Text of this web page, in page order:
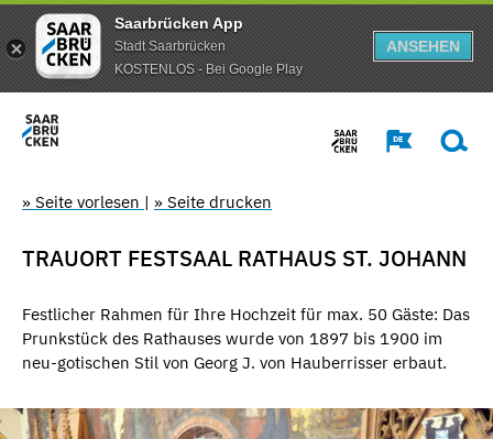
Saarbrücken App
Stadt Saarbrücken
KOSTENLOS - Bei Google Play
ANSEHEN
» Seite vorlesen | » Seite drucken
TRAUORT FESTSAAL RATHAUS ST. JOHANN
Festlicher Rahmen für Ihre Hochzeit für max. 50 Gäste: Das
Prunkstück des Rathauses wurde von 1897 bis 1900 im
neu-gotischen Stil von Georg J. von Hauberrisser erbaut.